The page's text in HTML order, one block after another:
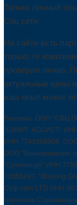
Только личный
Соц сети
На сайте есть
только те
проверил лично.
актуальные цены
ваш опыт может
Реклама. ООО "СВЦ
"СМАРТ АССИСТ" ИНН
ИНН 7743369908.
ООО "Бронирование
"Суточно.ру" ИНН
12352497. "Booking
Ctrip.com LTD ИНН
Черехапа